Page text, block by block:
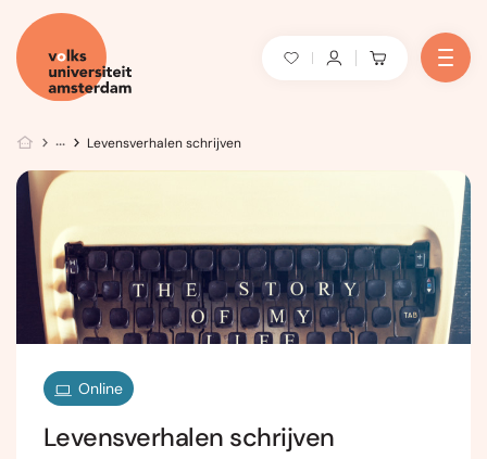
Levensverhalen schrijven
Online
Levensverhalen schrijven